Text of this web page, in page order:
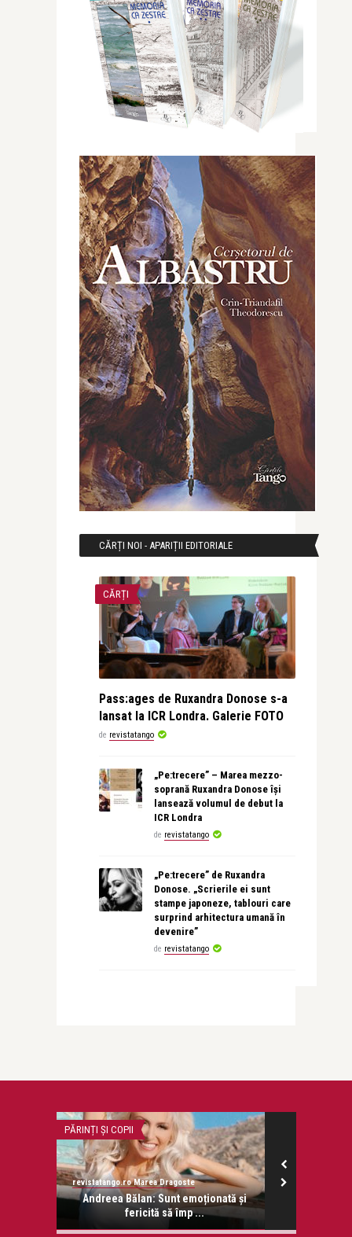
CĂRȚI NOI - APARIȚII EDITORIALE
CĂRȚI
Pass:ages de Ruxandra Donose s-a
lansat la ICR Londra. Galerie FOTO
de revistatango
„Pe:trecere” – Marea mezzo-
soprană Ruxandra Donose își
lansează volumul de debut la
ICR Londra
de revistatango
„Pe:trecere” de Ruxandra
Donose. „Scrierile ei sunt
stampe japoneze, tablouri care
surprind arhitectura umană în
devenire”
de revistatango
PĂRINȚI ȘI COPII
revistatango.ro Marea Dragoste
Andreea Bălan: Sunt emoționată și
fericită să împ ...